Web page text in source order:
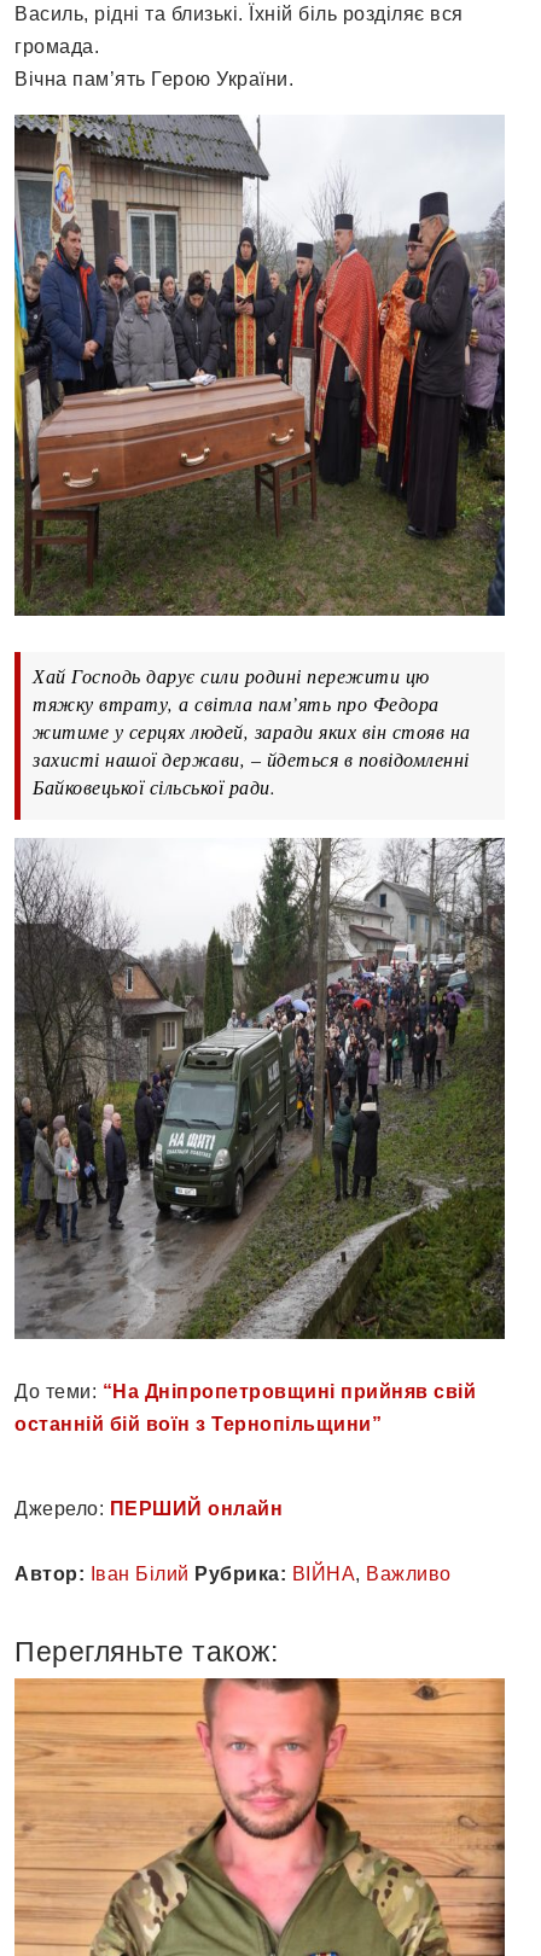
Василь, рідні та близькі. Їхній біль розділяє вся
громада.
Вічна пам’ять Герою України.
Хай Господь дарує сили родині пережити цю
тяжку втрату, а світла пам’ять про Федора
житиме у серцях людей, заради яких він стояв на
захисті нашої держави, – йдеться в повідомленні
Байковецької сільської ради.
До теми: “На Дніпропетровщині прийняв свій
останній бій воїн з Тернопільщини”
Джерело: ПЕРШИЙ онлайн
Автор: Іван Білий Рубрика: ВІЙНА, Важливо
Перегляньте також: